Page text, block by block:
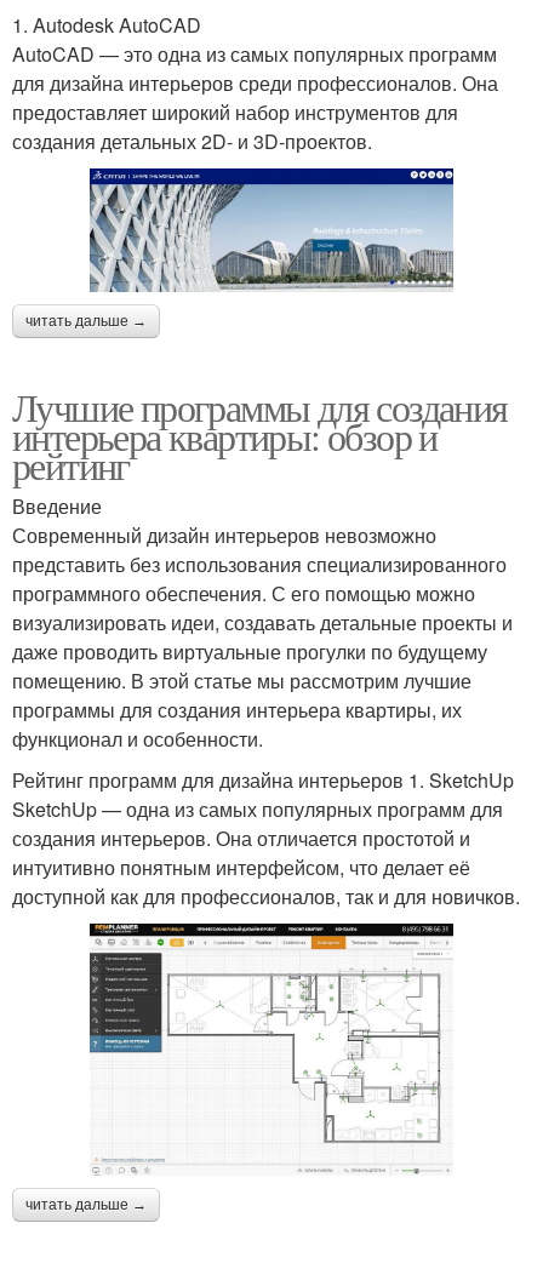
1. Autodesk AutoCAD
AutoCAD — это одна из самых популярных программ
для дизайна интерьеров среди профессионалов. Она
предоставляет широкий набор инструментов для
создания детальных 2D- и 3D-проектов.
читать дальше →
Лучшие программы для создания
интерьера квартиры: обзор и
рейтинг
Введение
Современный дизайн интерьеров невозможно
представить без использования специализированного
программного обеспечения. С его помощью можно
визуализировать идеи, создавать детальные проекты и
даже проводить виртуальные прогулки по будущему
помещению. В этой статье мы рассмотрим лучшие
программы для создания интерьера квартиры, их
функционал и особенности.
Рейтинг программ для дизайна интерьеров 1. SketchUp
SketchUp — одна из самых популярных программ для
создания интерьеров. Она отличается простотой и
интуитивно понятным интерфейсом, что делает её
доступной как для профессионалов, так и для новичков.
читать дальше →